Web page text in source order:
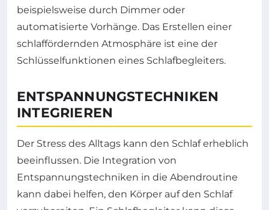
beispielsweise durch Dimmer oder
automatisierte Vorhänge. Das Erstellen einer
schlaffördernden Atmosphäre ist eine der
Schlüsselfunktionen eines Schlafbegleiters.
ENTSPANNUNGSTECHNIKEN
INTEGRIEREN
Der Stress des Alltags kann den Schlaf erheblich
beeinflussen. Die Integration von
Entspannungstechniken in die Abendroutine
kann dabei helfen, den Körper auf den Schlaf